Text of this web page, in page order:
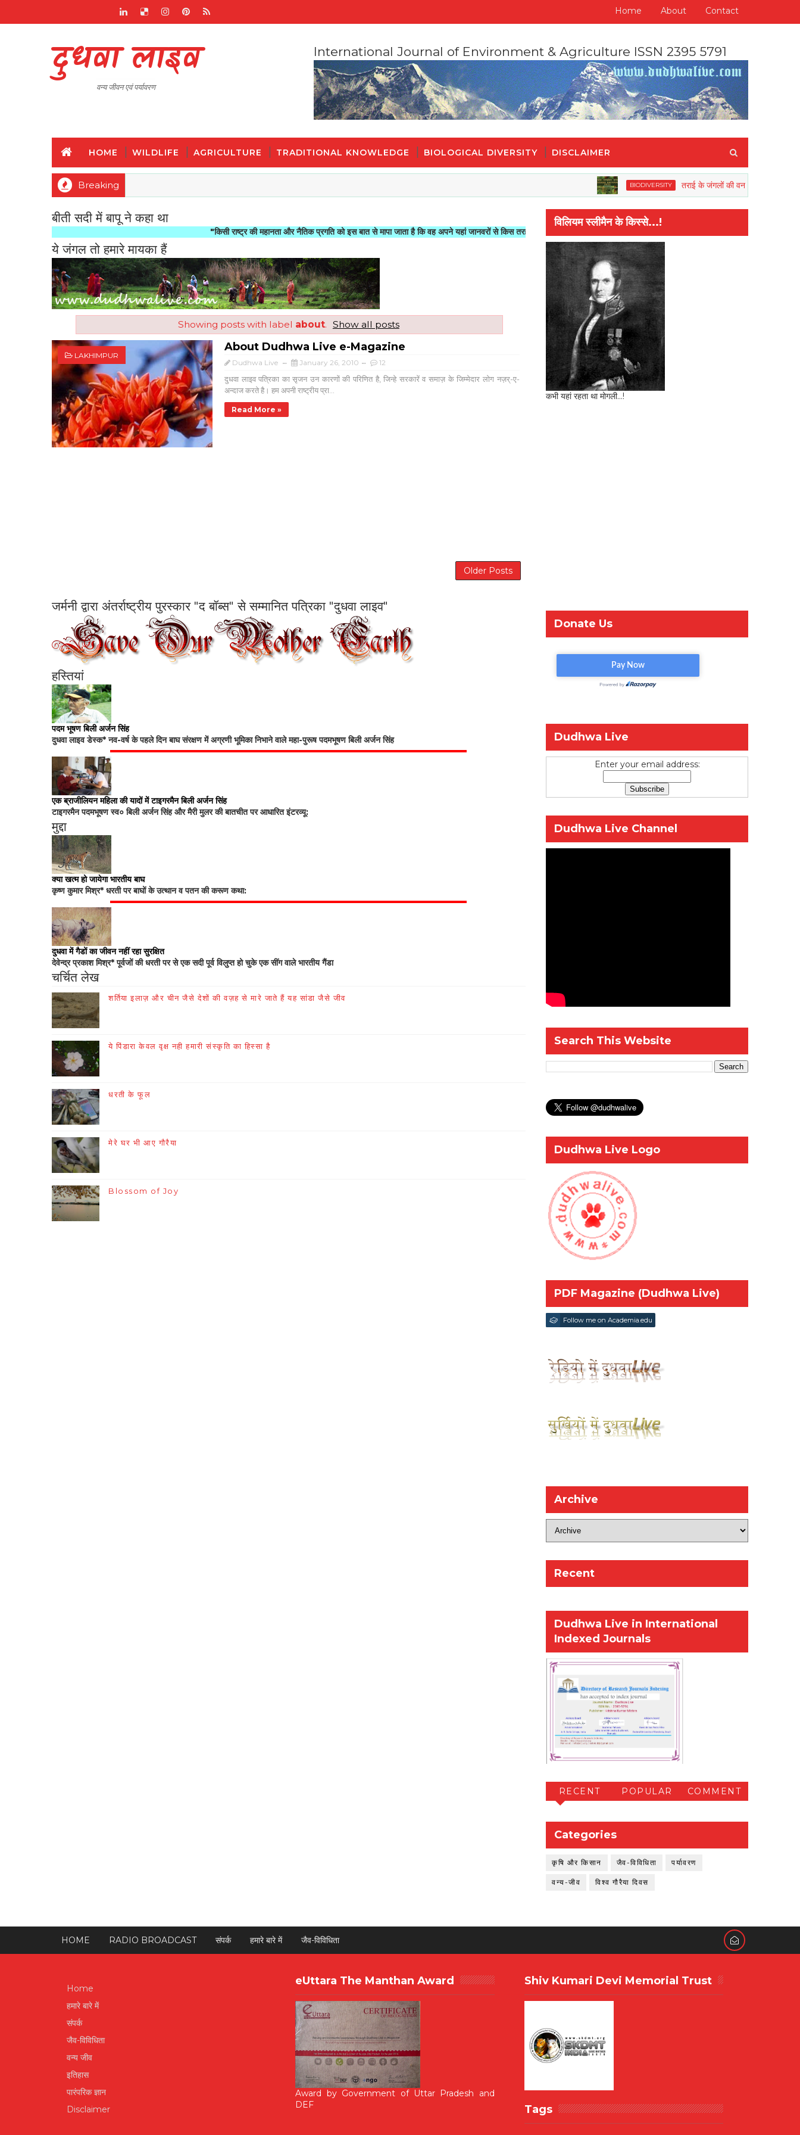
Home About Contact
दुधवा लाइव
वन्य जीवन एवं पर्यावरण
International Journal of Environment & Agriculture ISSN 2395 5791
HOME WILDLIFE AGRICULTURE TRADITIONAL KNOWLEDGE BIOLOGICAL DIVERSITY DISCLAIMER
Breaking BIODIVERSITY तराई के जंगलों की वनस्पतियों और जीव जंतुओं की
बीती सदी में बापू ने कहा था
"किसी राष्ट्र की महानता और नैतिक प्रगति को इस बात से मापा जाता है कि वह अपने यहां जानवरों से किस तरह का सलूक करता है"- मोहनदास करमचन्द गाँधी
ये जंगल तो हमारे मायका हैं
Showing posts with label about. Show all posts
LAKHIMPUR
About Dudhwa Live e-Magazine
Dudhwa Live January 26, 2010 12
दुधवा लाइव पत्रिका का सृजन उन कारणों की परिणित है, जिन्हे सरकारें व समाज़ के जिम्मेदार लोग नज़र्-ए-
अन्दाज करते है। हम अपनी राष्ट्रीय प्रा...
Read More »
Older Posts
जर्मनी द्वारा अंतर्राष्ट्रीय पुरस्कार "द बॉब्स" से सम्मानित पत्रिका "दुधवा लाइव"
हस्तियां
पदम भूषण बिली अर्जन सिंह
दुधवा लाइव डेस्क* नव-वर्ष के पहले दिन बाघ संरक्षण में अग्रणी भूमिका निभाने वाले महा-पुरूष पदमभूषण बिली अर्जन सिंह
एक ब्राजीलियन महिला की यादों में टाइगरमैन बिली अर्जन सिंह
टाइगरमैन पदमभूषण स्व० बिली अर्जन सिंह और मैरी मुलर की बातचीत पर आधारित इंटरव्यू:
मुद्दा
क्या खत्म हो जायेगा भारतीय बाघ
कृष्ण कुमार मिश्र* धरती पर बाघों के उत्थान व पतन की करूण कथा:
दुधवा में गैडों का जीवन नहीं रहा सुरक्षित
देवेन्द्र प्रकाश मिश्र* पूर्वजों की धरती पर से एक सदी पूर्व विलुप्त हो चुके एक सींग वाले भारतीय गैंडा
चर्चित लेख
शर्तिया इलाज़ और चीन जैसे देशों की वज़ह से मारे जाते हैं यह सांडा जैसे जीव
ये पिंडारा केवल वृक्ष नही हमारी संस्कृति का हिस्सा है
धरती के फूल
मेरे घर भी आए गौरैया
Blossom of Joy
विलियम स्लीमैन के किस्से...!
कभी यहां रहता था मोगली...!
Donate Us
Dudhwa Live
Enter your email address:
Dudhwa Live Channel
Search This Website
Dudhwa Live Logo
PDF Magazine (Dudhwa Live)
Follow me on Academia.edu
Archive
Recent
Dudhwa Live in International
Indexed Journals
RECENT POPULAR COMMENT
Categories
कृषि और किसान जैव-विविधिता पर्यावरण
वन्य-जीव विश्व गौरैया दिवस
HOME RADIO BROADCAST संपर्क हमारे बारे में जैव-विविधिता
Home
हमारे बारे में
संपर्क
जैव-विविधिता
वन्य जीव
इतिहास
पारंपरिक ज्ञान
Disclaimer
eUttara The Manthan Award
Award by Government of Uttar Pradesh and
DEF
Shiv Kumari Devi Memorial Trust
Tags